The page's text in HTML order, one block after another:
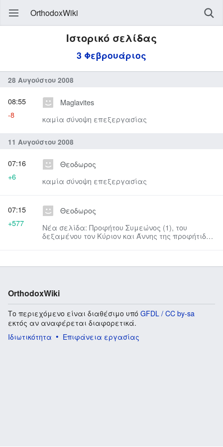
OrthodoxWiki
Ιστορικό σελίδας
3 Φεβρουάριος
28 Αυγούστου 2008
Maglavites
καμία σύνοψη επεξεργασίας
08:55
-8
11 Αυγούστου 2008
Θεοδωρος
καμία σύνοψη επεξεργασίας
07:16
+6
Θεοδωρος
Νέα σελίδα: Προφήτου Συμεώνος (1), του
δεξαμένου τον Κύριον και Άννης της προφήτιδος
07:15
+577
OrthodoxWiki
Το περιεχόμενο είναι διαθέσιμο υπό GFDL / CC by-sa
εκτός αν αναφέρεται διαφορετικά.
Ιδιωτικότητα
Επιφάνεια εργασίας